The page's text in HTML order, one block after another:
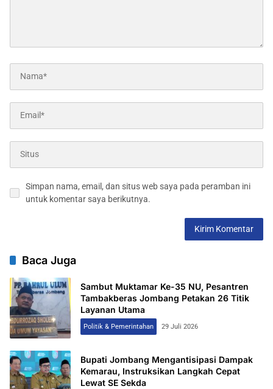
Simpan nama, email, dan situs web saya pada peramban ini
untuk komentar saya berikutnya.
Baca Juga
Sambut Muktamar Ke-35 NU, Pesantren
Tambakberas Jombang Petakan 26 Titik
Layanan Utama
Politik & Pemerintahan 29 Juli 2026
Bupati Jombang Mengantisipasi Dampak
Kemarau, Instruksikan Langkah Cepat
Lewat SE Sekda